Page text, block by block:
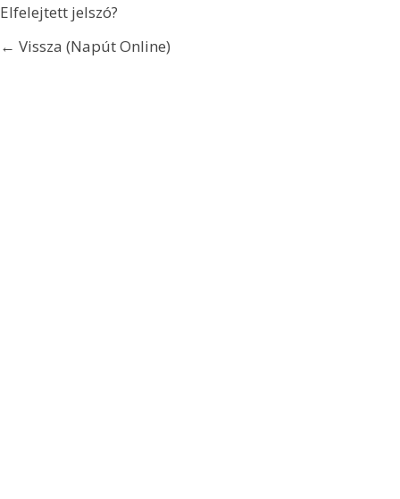
Elfelejtett jelszó?
← Vissza (Napút Online)